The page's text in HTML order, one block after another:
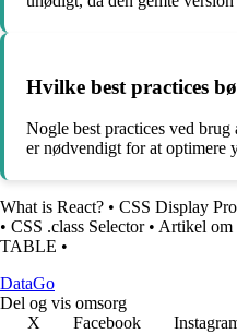
Hvilke best practices
Nogle best practices ved
er nødvendigt for at optimere
What is React? • CSS Display
• CSS .class Selector• Artikel om
TABLE •
DataGo
Del og vis omsorg
X
Facebook